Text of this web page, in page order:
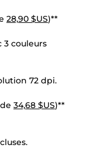
28,90 $US)**
3 couleurs
72 dpi.
34,68 $US)**